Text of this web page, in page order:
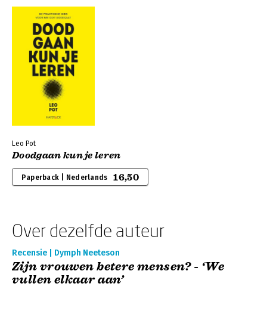
Leo Pot
Doodgaan kun je leren
Paperback | Nederlands 16,50
Over dezelfde auteur
Recensie | Dymph Neeteson
Zijn vrouwen betere mensen? - ‘We
vullen elkaar aan’